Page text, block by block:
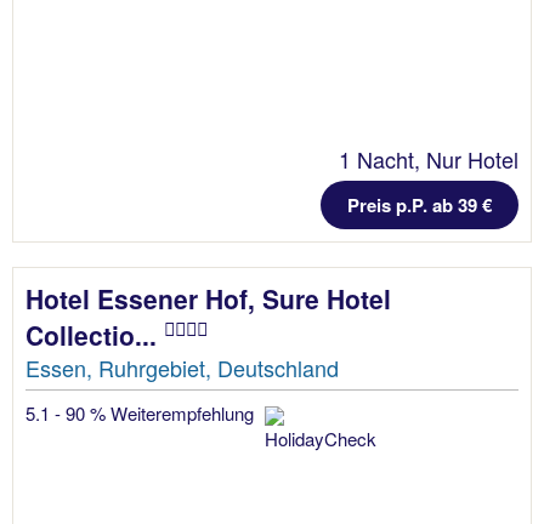
1 Nacht, Nur Hotel
Preis p.P. ab 39 €
Hotel Essener Hof, Sure Hotel
Collectio...
Essen, Ruhrgebiet, Deutschland
5.1 - 90 % Weiterempfehlung